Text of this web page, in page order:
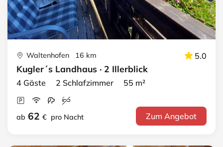
Waltenhofen 16 km 5.0
Kugler´s Landhaus · 2 Illerblick
4 Gäste 2 Schlafzimmer 55 m²
ab 62 € pro Nacht Zum Angebot